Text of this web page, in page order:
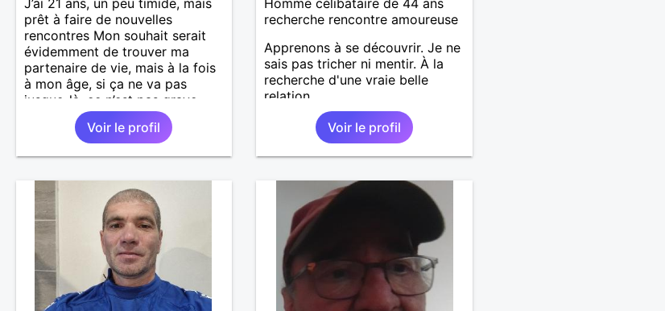
prêt à faire de nouvelles
rencontres Mon souhait serait
évidemment de trouver ma
partenaire de vie, mais à la fois
à mon âge, si ça ne va pas
jusque-là, ce n’est pas grave…
Voir le profil
recherche rencontre amoureuse
Apprenons à se découvrir. Je ne
sais pas tricher ni mentir. À la
recherche d'une vraie belle
relation
Voir le profil